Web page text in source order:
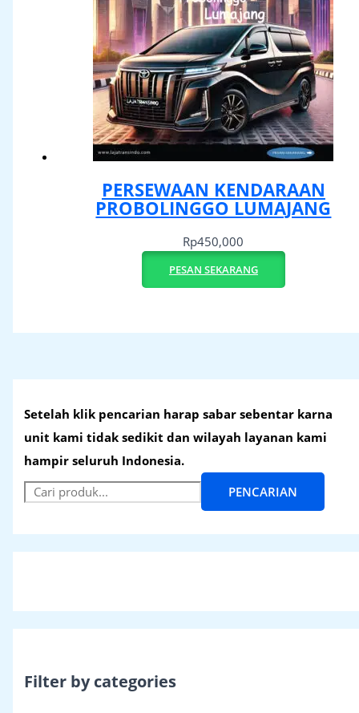
Setelah klik pencarian harap sabar sebentar karna
unit kami tidak sedikit dan wilayah layanan kami
hampir seluruh Indonesia.
PENCARIAN
Filter by categories
PERSEWAAN KENDARAAN
PROBOLINGGO LUMAJANG
Rp450,000
PESAN SEKARANG